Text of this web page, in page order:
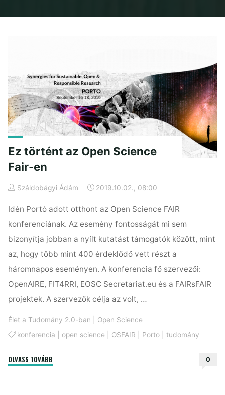
Ez történt az Open Science
Fair-en
Száldobágyi Ádám 2019.10.02., 08:00
Idén Portó adott otthont az Open Science FAIR
konferenciának. Az esemény fontosságát mi sem
bizonyítja jobban a nyílt kutatást támogatók között, mint
az, hogy több mint 400 érdeklődő vett részt a
háromnapos eseményen. A konferencia fő szervezői:
OpenAIRE, FIT4RRI, EOSC Secretariat.eu és a FAIRsFAIR
projektek. A szervezők célja az volt, …
Élet a Tudomány 2.0-ban
Open Science
konferencia
open science OSFAIR Porto| tudomány
OLVASS TOVÁBB 0